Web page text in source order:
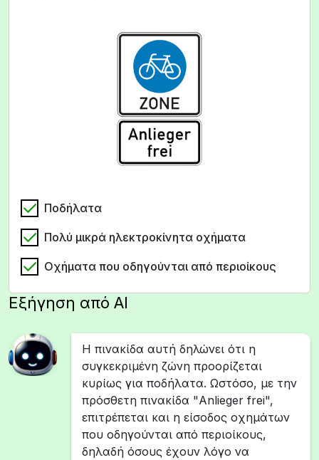
Ποδήλατα
Πολύ μικρά ηλεκτροκίνητα οχήματα
Οχήματα που οδηγούνται από περιοίκους
Εξήγηση από AI
Η πινακίδα αυτή δηλώνει ότι η
συγκεκριμένη ζώνη προορίζεται
κυρίως για ποδήλατα. Ωστόσο, με την
πρόσθετη πινακίδα "Anlieger frei",
επιτρέπεται και η είσοδος οχημάτων
που οδηγούνται από περιοίκους,
δηλαδή όσους έχουν λόγο να